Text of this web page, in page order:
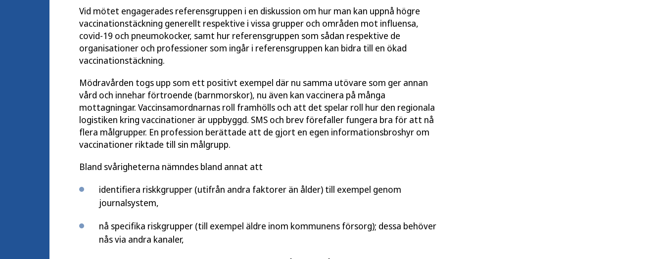
Vid mötet engagerades referensgruppen i en diskussion om hur man kan uppnå högre
vaccinationstäckning generellt respektive i vissa grupper och områden mot influensa,
covid-19 och pneumokocker, samt hur referensgruppen som sådan respektive de
organisationer och professioner som ingår i referensgruppen kan bidra till en ökad
vaccinationstäckning.
Mödravården togs upp som ett positivt exempel där nu samma utövare som ger annan
vård och innehar förtroende (barnmorskor), nu även kan vaccinera på många
mottagningar. Vaccinsamordnarnas roll framhölls och att det spelar roll hur den regionala
logistiken kring vaccinationer är uppbyggd. SMS och brev förefaller fungera bra för att nå
flera målgrupper. En profession berättade att de gjort en egen informationsbroshyr om
vaccinationer riktade till sin målgrupp.
Bland svårigheterna nämndes bland annat att
identifiera riskkgrupper (utifrån andra faktorer än ålder) till exempel genom
journalsystem,
nå specifika riskgrupper (till exempel äldre inom kommunens försorg); dessa behöver
nås via andra kanaler,